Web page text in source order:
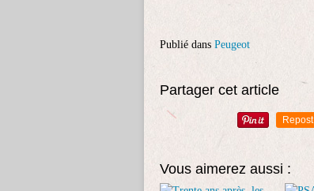
Publié dans Peugeot
Partager cet article
Repost
Vous aimerez aussi :